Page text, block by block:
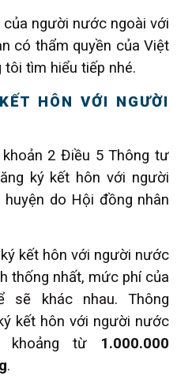
người nước ngoài với
có thẩm quyền của Việt
tôi tìm hiểu tiếp nhé.
HÔN VỚI NGƯỜI
2 Điều 5 Thông tư
ký kết hôn với người
do Hội đồng nhân
kết hôn với người nước
thống nhất, mức phí của
sẽ khác nhau. Thông
kết hôn với người nước
khoảng từ 1.000.000
.